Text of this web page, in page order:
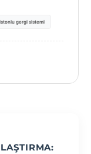
gergi sistemi